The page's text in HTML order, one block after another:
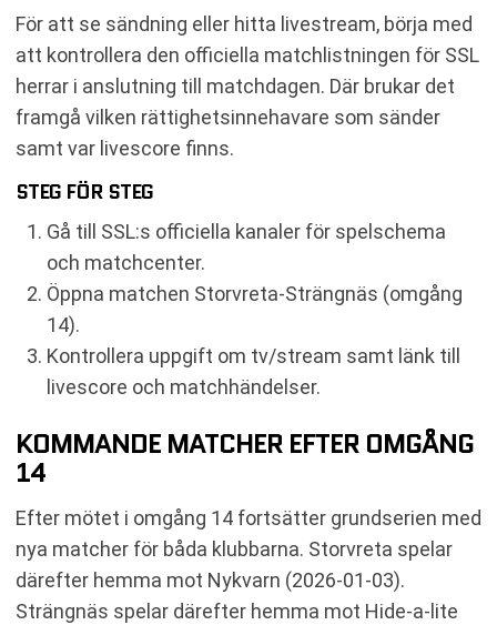
För att se sändning eller hitta livestream, börja med
att kontrollera den officiella matchlistningen för SSL
herrar i anslutning till matchdagen. Där brukar det
framgå vilken rättighetsinnehavare som sänder
samt var livescore finns.
STEG FÖR STEG
Gå till SSL:s officiella kanaler för spelschema
och matchcenter.
Öppna matchen Storvreta-Strängnäs (omgång
14).
Kontrollera uppgift om tv/stream samt länk till
livescore och matchhändelser.
KOMMANDE MATCHER EFTER OMGÅNG
14
Efter mötet i omgång 14 fortsätter grundserien med
nya matcher för båda klubbarna. Storvreta spelar
därefter hemma mot Nykvarn (2026-01-03).
Strängnäs spelar därefter hemma mot Hide-a-lite